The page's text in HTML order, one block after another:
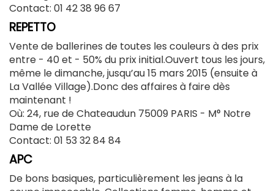
Contact: 01 42 38 96 67
REPETTO
Vente de ballerines de toutes les couleurs à des prix
entre - 40 et - 50% du prix initial.Ouvert tous les jours,
même le dimanche, jusqu’au 15 mars 2015 (ensuite à
La Vallée Village).Donc des affaires à faire dès
maintenant !
Où: 24, rue de Chateaudun 75009 PARIS - M° Notre
Dame de Lorette
Contact: 01 53 32 84 84
APC
De bons basiques, particulièrement les jeans à la